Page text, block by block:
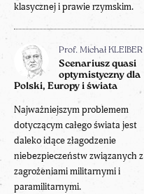
klasycznej i prawie rzymskim.
Prof. Michał KLEIBER
Scenariusz quasi
optymistyczny dla
Polski, Europy i świata
Najważniejszym problemem
dotyczącym całego świata jest
daleko idące złagodzenie
niebezpieczeństw związanych z
zagrożeniami militarnymi i
paramilitarnymi.